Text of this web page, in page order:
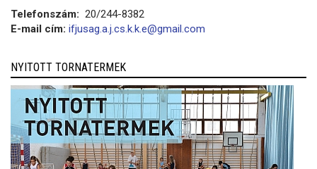
Telefonszám: 20/244-8382
E-mail cím: ifjusag.a.j.cs.k.k.e@gmail.com
NYITOTT TORNATERMEK